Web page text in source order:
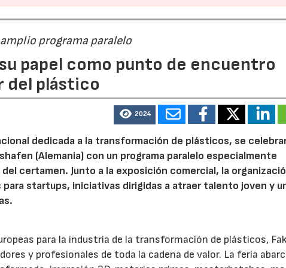
programa paralelo
papel como punto de encuentro
del plástico
2024
dedicada a la transformación de plásticos, se
(Alemania) con un programa paralelo especialmente
certamen. Junto a la exposición comercial, la
startups, iniciativas dirigidas a atraer talento joven y
para la industria de la transformación de plásticos,
y profesionales de toda la cadena de valor. La feria